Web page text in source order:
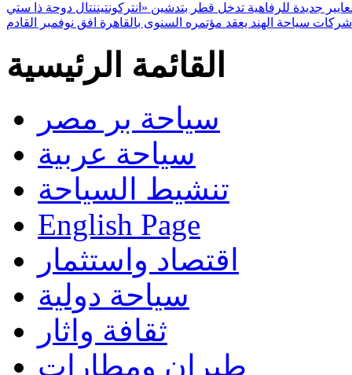
شركات سياحة الهند يعقد مؤتمره السنوى بالقاهرة افق نوفمبر القادم
القائمة الرئيسية
سياحة بر مصر
سياحة عربية
تنشيط السياحة
English Page
اقتصاد واستثمار
سياحة دولية
ثقافة واثار
طيران ومطارات